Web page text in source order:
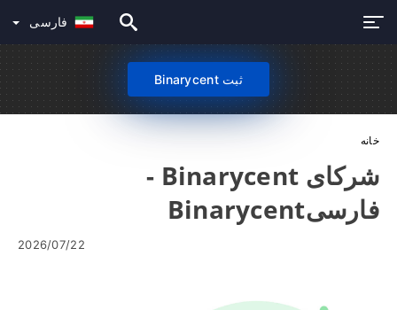
فارسی
ثبت Binarycent
خانه
شرکای Binarycent -
فارسیBinarycent
2026/07/22